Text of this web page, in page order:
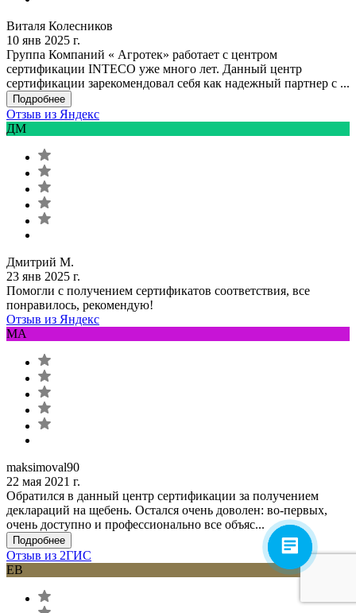
Виталя Колесников
10 янв 2025 г.
Группа Компаний « Агротек» работает с центром
сертификации INTECO уже много лет. Данный центр
сертификации зарекомендовал себя как надежный партнер с ...
Подробнее
Отзыв из Яндекс
ДМ
Дмитрий М.
23 янв 2025 г.
Помогли с получением сертификатов соответствия, все
понравилось, рекомендую!
Отзыв из Яндекс
MA
maksimoval90
22 мая 2021 г.
Обратился в данный центр сертификации за получением
деклараций на щебень. Остался очень доволен: во-первых,
очень доступно и профессионально все объяс...
Подробнее
Отзыв из 2ГИС
ЕВ